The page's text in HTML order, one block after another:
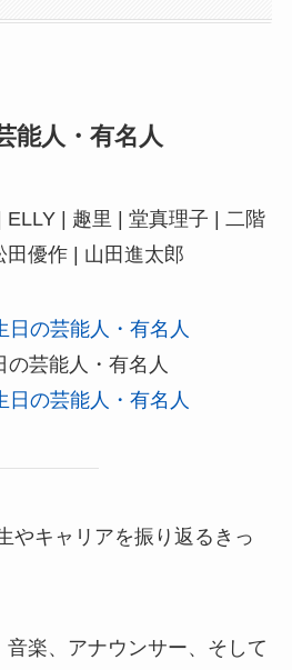
能人・有名人
| 趣里 | 堂真理子 | 二階
優作 | 山田進太郎
日の芸能人・有名人
の芸能人・有名人
日の芸能人・有名人
やキャリアを振り返るきっ
楽、アナウンサー、そして